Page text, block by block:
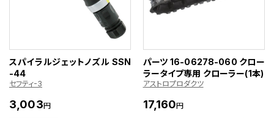
スパイラルジェットノズル SSN
-44
セフティ-3
3,003円
パーツ 16-06278-060 クロー
ラータイプ専用 クローラー(1本)
アストロプロダクツ
17,160円